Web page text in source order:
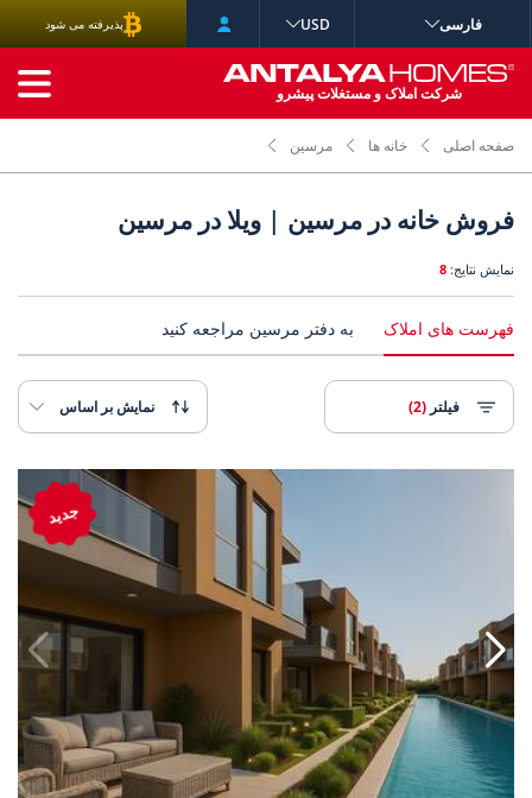
صفحه اصلی خانه ها مرسین
فروش خانه در مرسین | ویلا در مرسین
نمایش نتایج: 8
فهرست های املاک به دفتر مرسین مراجعه کنید
فیلتر (2) نمایش بر اساس
ویلاهای نیمه مستقل با
جدید
فارسی USD پذیرفته می شود
شرکت املاک و مستغلات پیشرو
جستجوی پیشرفته